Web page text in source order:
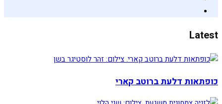
Latest
כופתאות דלעת ברוטב קארי